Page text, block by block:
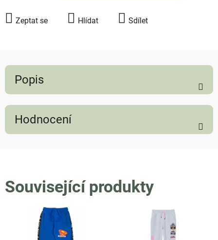
Zeptat se Hlídat Sdílet
Popis
Hodnocení
Související produkty